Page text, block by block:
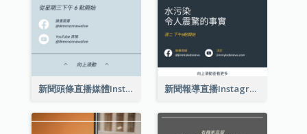
新聞頭條直播媒體Instagram限時動態 新聞報導直播Instagram限時動態